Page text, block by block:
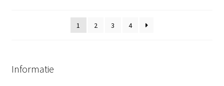
1 2 3 4
Informatie